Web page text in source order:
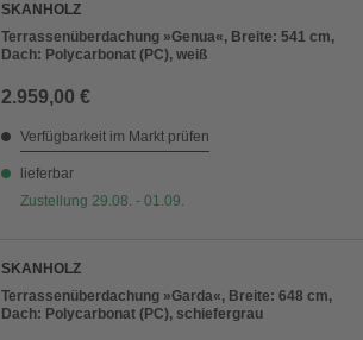
SKANHOLZ
Terrassenüberdachung »Genua«, Breite: 541 cm,
Dach: Polycarbonat (PC), weiß
2.959,00 €
Verfügbarkeit im Markt prüfen
lieferbar
Zustellung 29.08. - 01.09.
SKANHOLZ
Terrassenüberdachung »Garda«, Breite: 648 cm,
Dach: Polycarbonat (PC), schiefergrau